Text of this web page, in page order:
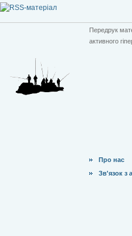
Передрук
активного
Про нас
Зв'язок з